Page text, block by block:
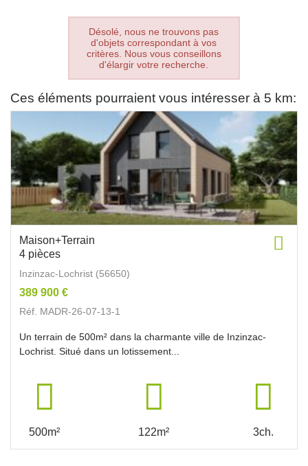
Désolé, nous ne trouvons pas
d'objets correspondant à vos
critères. Nous vous conseillons
d'élargir votre recherche.
Ces éléments pourraient vous intéresser à 5 km:
Maison+Terrain
4 pièces
Inzinzac-Lochrist (56650)
389 900 €
Réf. MADR-26-07-13-1
Un terrain de 500m² dans la charmante ville de Inzinzac-
Lochrist. Situé dans un lotissement...
500m² 122m² 3ch.